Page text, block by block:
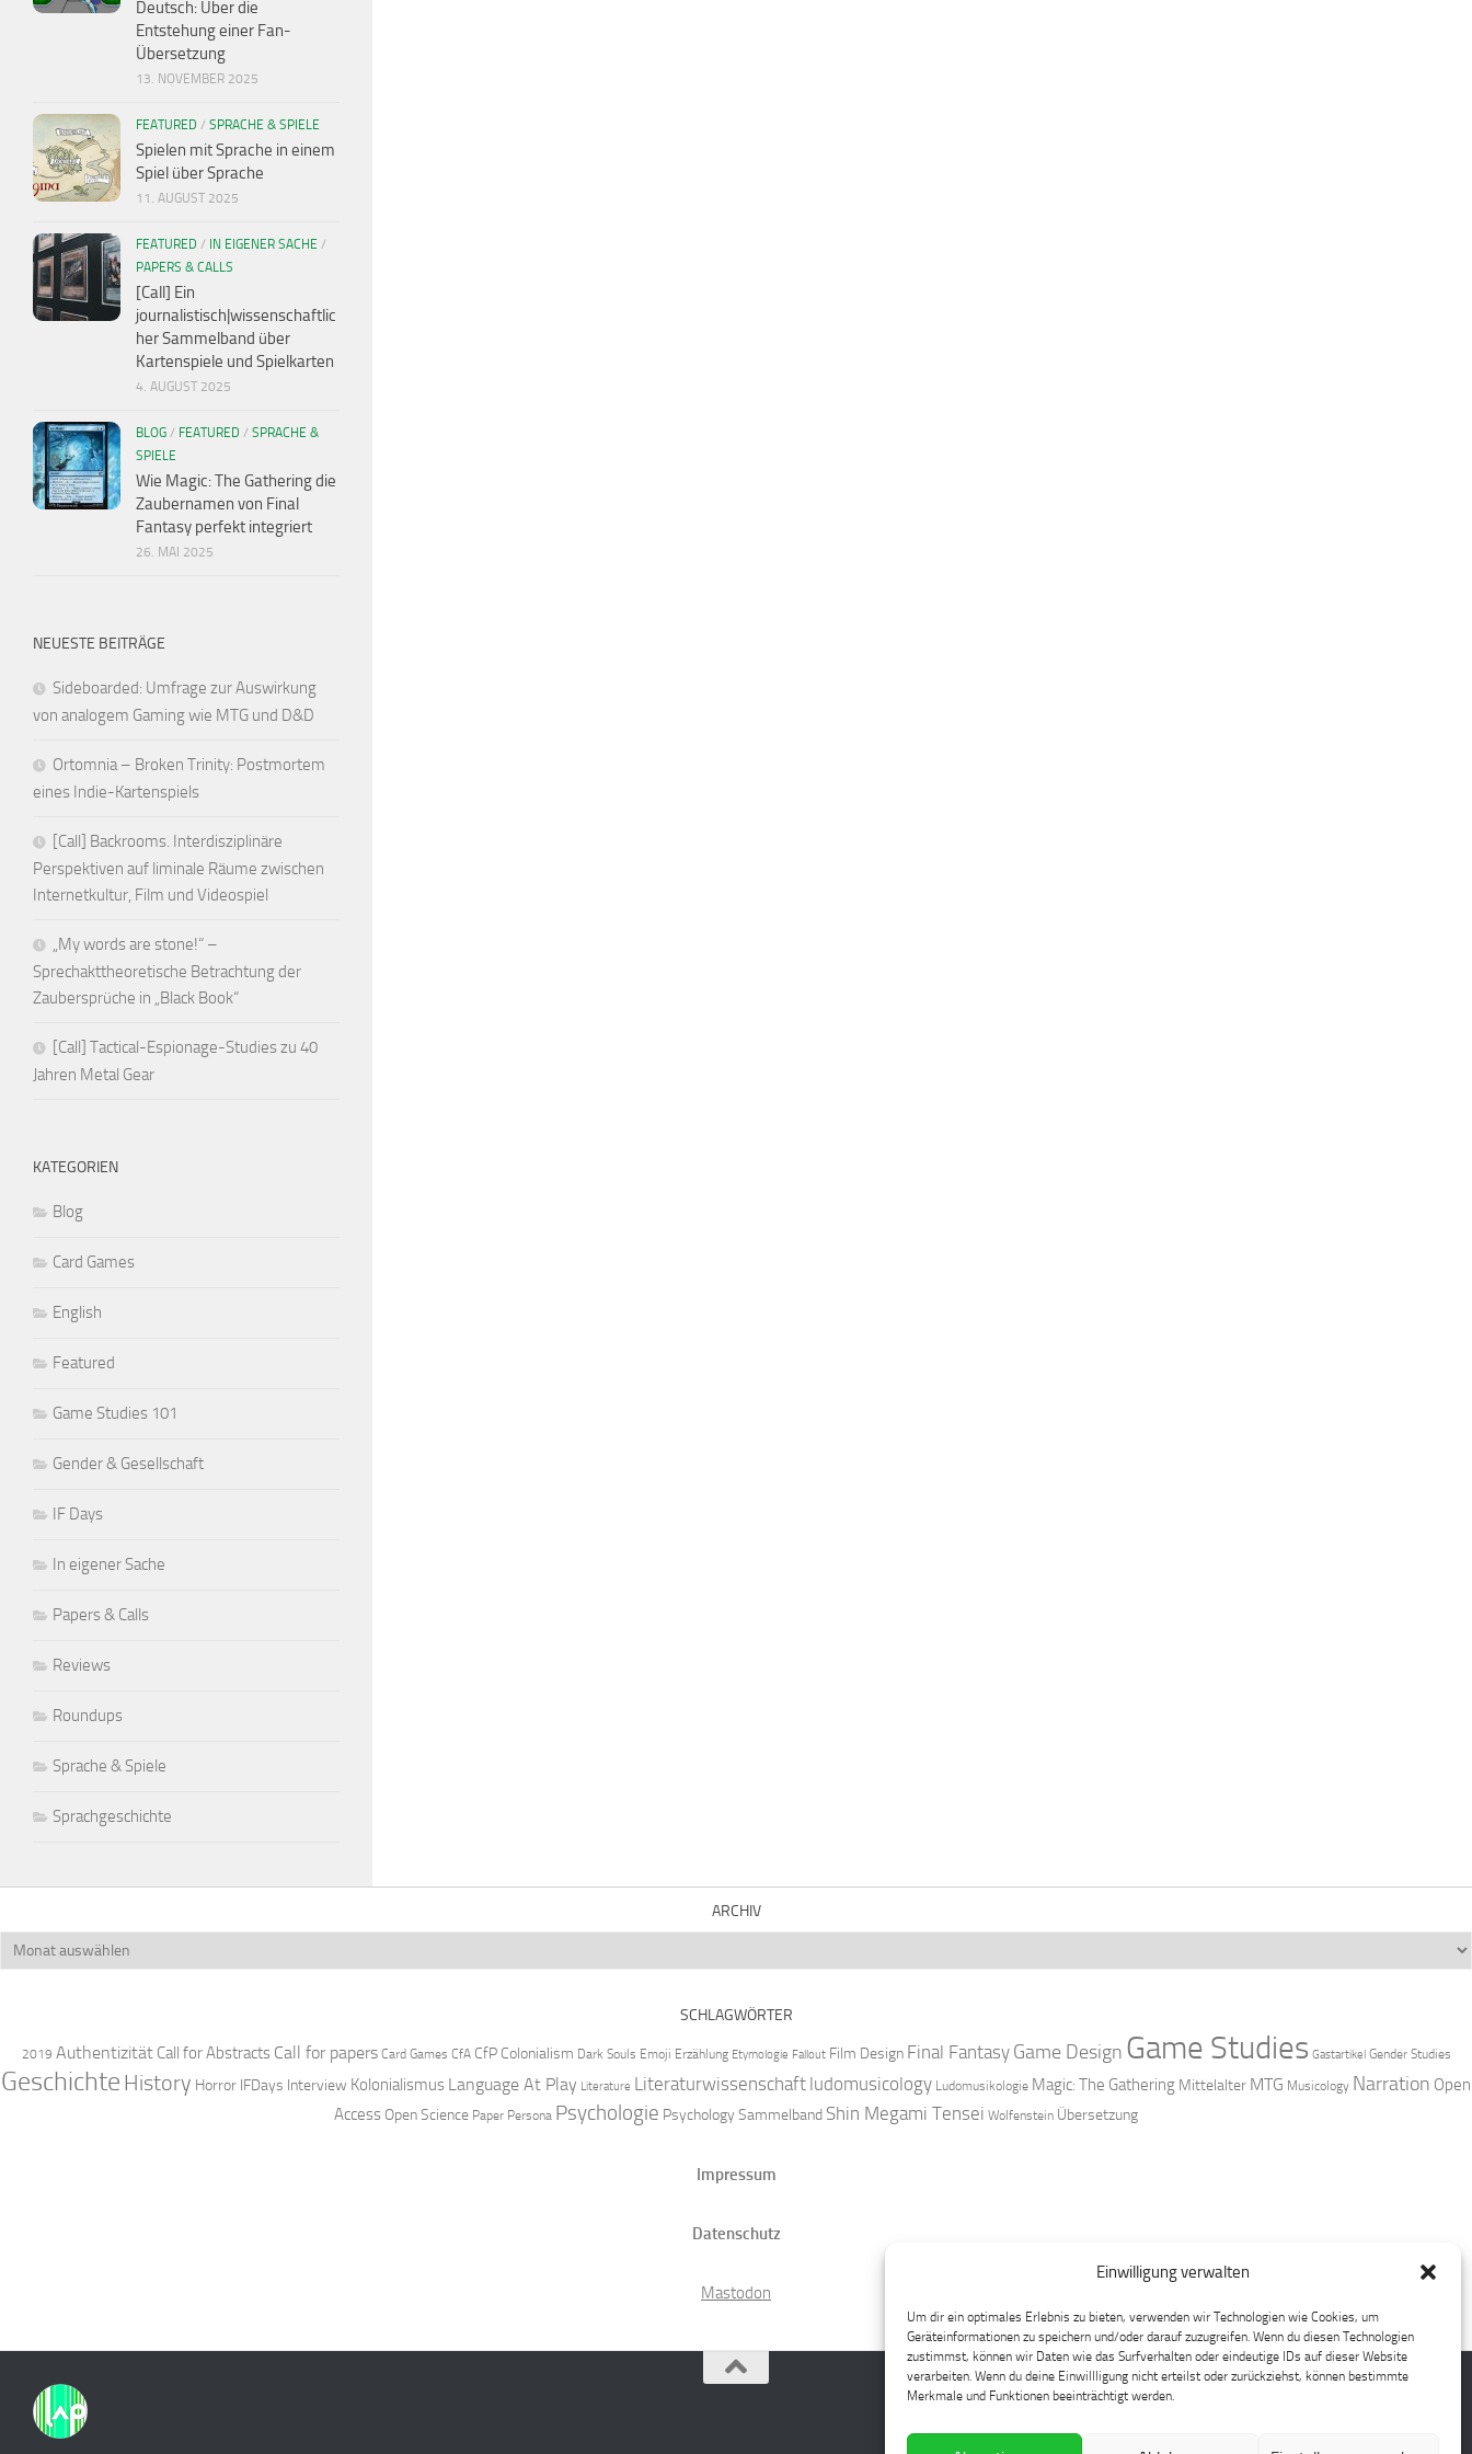
Einwilligung verwalten
Um dir ein optimales Erlebnis zu bieten, verwenden wir Technologien wie Cookies, um
Geräteinformationen zu speichern und/oder darauf zuzugreifen. Wenn du diesen Technologien
zustimmst, können wir Daten wie das Surfverhalten oder eindeutige IDs auf dieser Website
verarbeiten. Wenn du deine Einwillligung nicht erteilst oder zurückziehst, können bestimmte
Merkmale und Funktionen beeinträchtigt werden.
Deutsch: Über die
Entstehung einer Fan-
Übersetzung
13. NOVEMBER 2025
FEATURED / SPRACHE & SPIELE
Spielen mit Sprache in einem
Spiel über Sprache
11. AUGUST 2025
FEATURED / IN EIGENER SACHE /
PAPERS & CALLS
[Call] Ein
journalistisch|wissenschaftlic
her Sammelband über
Kartenspiele und Spielkarten
4. AUGUST 2025
BLOG / FEATURED / SPRACHE &
SPIELE
Wie Magic: The Gathering die
Zaubernamen von Final
Fantasy perfekt integriert
26. MAI 2025
NEUESTE BEITRÄGE
Sideboarded: Umfrage zur Auswirkung
von analogem Gaming wie MTG und D&D
Ortomnia – Broken Trinity: Postmortem
eines Indie-Kartenspiels
[Call] Backrooms. Interdisziplinäre
Perspektiven auf liminale Räume zwischen
Internetkultur, Film und Videospiel
„My words are stone!“ –
Sprechakttheoretische Betrachtung der
Zaubersprüche in „Black Book“
[Call] Tactical-Espionage-Studies zu 40
Jahren Metal Gear
KATEGORIEN
Blog
Card Games
English
Featured
Game Studies 101
Gender & Gesellschaft
IF Days
In eigener Sache
Papers & Calls
Reviews
Roundups
Sprache & Spiele
Sprachgeschichte
ARCHIV
Archiv
SCHLAGWÖRTER
2019 Authentizität Call for Abstracts Call for papers Card Games CfA CfP Colonialism Dark Souls Emoji Erzählung Etymologie Fallout Film Design Final Fantasy Game Design Game Studies Gastartikel Gender Studies
Geschichte History Horror IFDays Interview Kolonialismus Language At Play Literature Literaturwissenschaft ludomusicology Ludomusikologie Magic: The Gathering Mittelalter MTG Musicology Narration Open
Access Open Science Paper Persona Psychologie PsychologySammelband Shin Megami Tensei Wolfenstein Übersetzung
Impressum
Datenschutz
Mastodon